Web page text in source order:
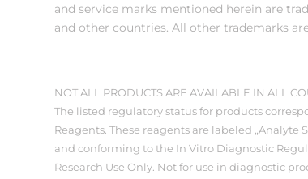
and service marks mentioned herein are
and other countries. All other trademarks
NOT ALL PRODUCTS ARE AVAILABLE IN ALL
The listed regulatory status for products
Reagents. These reagents are labeled
and conforming to the In Vitro Diagnostic
Research Use Only. Not for use in diagnostic